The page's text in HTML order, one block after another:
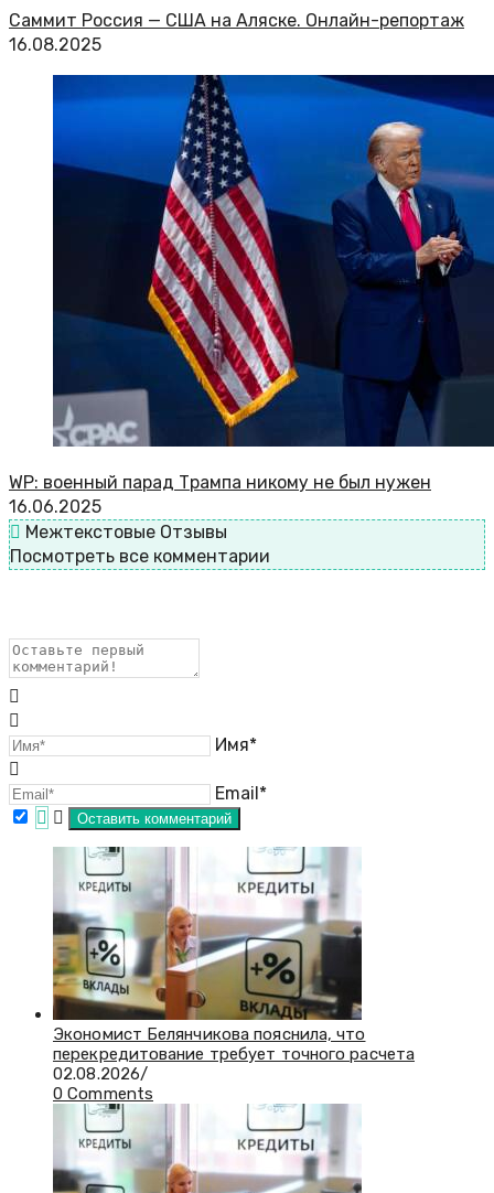
Саммит Россия — США на Аляске. Онлайн-репортаж
16.08.2025
WP: военный парад Трампа никому не был нужен
16.06.2025
Межтекстовые Отзывы
Посмотреть все комментарии
Имя*
Email*
Экономист Белянчикова пояснила, что
перекредитование требует точного расчета
02.08.2026/
0 Comments